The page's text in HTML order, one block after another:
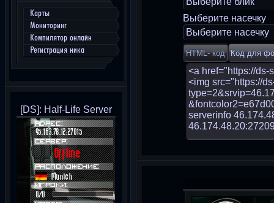
Карты
Мониторинг
Компилятор онлайн
Регистрация ника
[DS]: Half-Life Server
Выберите насечку
Выберите насечку